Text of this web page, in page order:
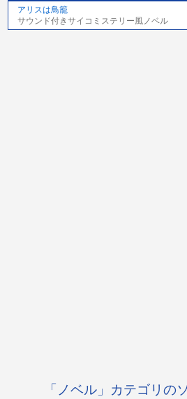
アリスは鳥籠
サウンド付きサイコミステリー風ノベル
「ノベル」カテゴリの